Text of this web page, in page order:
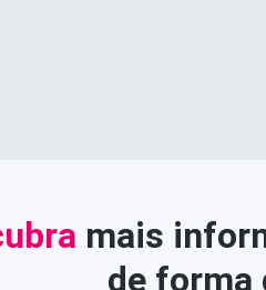
mais
de forma